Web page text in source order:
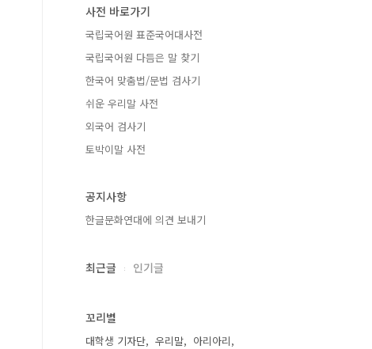
사전 바로가기
국립국어원 표준국어대사전
국립국어원 다듬은 말 찾기
한국어 맞춤법/문법 검사기
쉬운 우리말 사전
외국어 검사기
토박이말 사전
공지사항
한글문화연대에 의견 보내기
최근글 인기글
꼬리별
대학생 기자단 우리말
아리아리